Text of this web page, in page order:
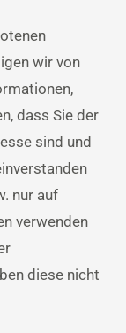
wir von
dass Sie der
sind und
nur auf
verwenden
diese nicht